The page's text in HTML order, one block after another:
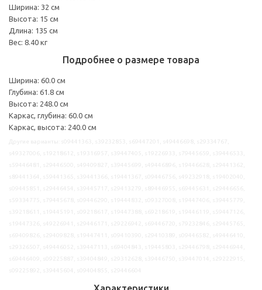
Ширина: 32 см
Высота: 15 см
Длина: 135 см
Вес: 8.40 кг
Подробнее о размере товара
Ширина: 60.0 см
Глубина: 61.8 см
Высота: 248.0 см
Каркас, глубина: 60.0 см
Каркас, высота: 240.0 см